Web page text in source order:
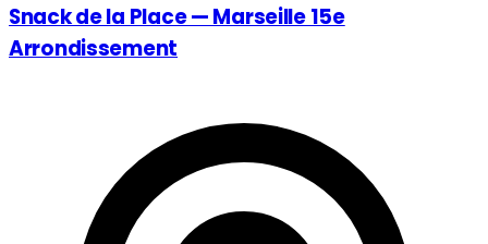
Snack de la Place — Marseille 15e
Arrondissement